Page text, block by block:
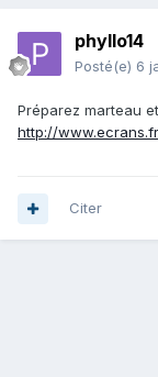
phyllo14
Posté(e) 6
Préparez marteau
http://
Citer